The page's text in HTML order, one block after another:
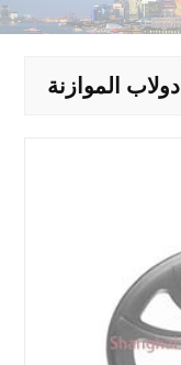
دولاب الموازنة